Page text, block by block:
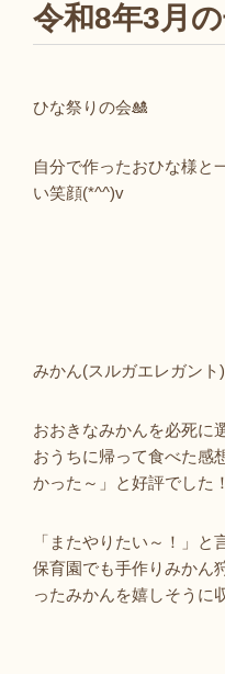
令和8年3月
ひな祭りの会🎎
自分で作ったおひな様と
い笑顔(*^^)v
みかん(スルガエレガン
おおきなみかんを必死に
おうちに帰って食べた感
かった～」と好評でした！
「またやりたい～！」と
保育園でも手作りみかん
ったみかんを嬉しそうに